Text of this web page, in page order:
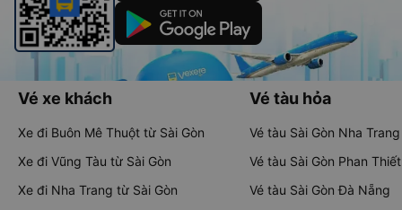
Vé xe khách
Xe đi Buôn Mê Thuột từ Sài Gòn
Xe đi Vũng Tàu từ Sài Gòn
Xe đi Nha Trang từ Sài Gòn
Vé tàu hỏa
Vé tàu Sài Gòn Nha Trang
Vé tàu Sài Gòn Phan Thiết
Vé tàu Sài Gòn Đà Nẵng